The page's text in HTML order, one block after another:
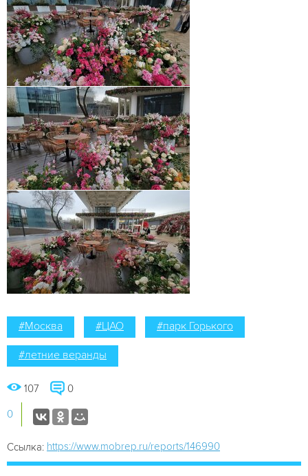
#Москва #ЦАО #парк Горького
#летние веранды
107 0
0
Ссылка: https://www.mobrep.ru/reports/146990